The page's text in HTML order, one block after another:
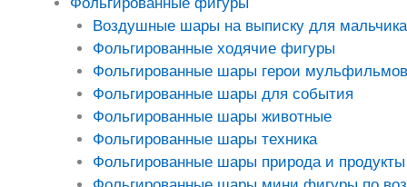
Воздушные шары на выписку для мальчика
Фольгированные ходячие фигуры
Фольгированные шары герои мульфильмов
Фольгированные шары для события
Фольгированные шары животные
Фольгированные шары техника
Фольгированные шары природа и продукты